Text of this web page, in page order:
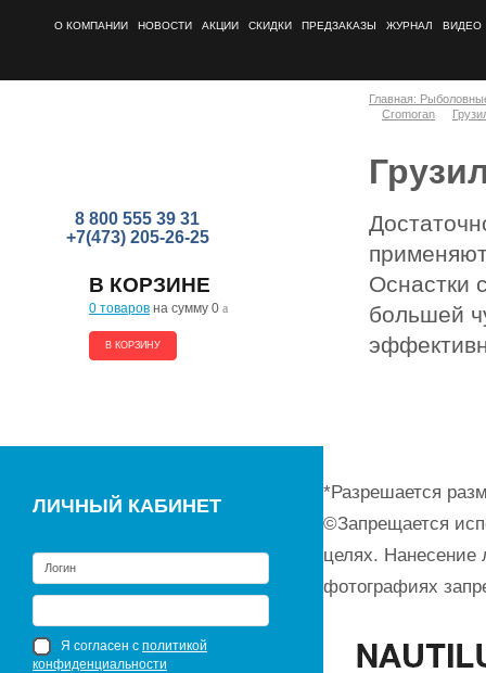
О КОМПАНИИ НОВОСТИ АКЦИИ СКИДКИ ПРЕДЗАКАЗЫ ЖУРНАЛ ВИДЕО
8 800 555 39 31
+7(473) 205-26-25
В КОРЗИНЕ
0 товаров на сумму 0 a
В КОРЗИНУ
ЛИЧНЫЙ КАБИНЕТ
Я согласен с политикой
конфиденциальности
Главная:
Cromoran
Оснастки
большей
*Разрешается
©Запрещается
целях. Нанесение
фотографиях